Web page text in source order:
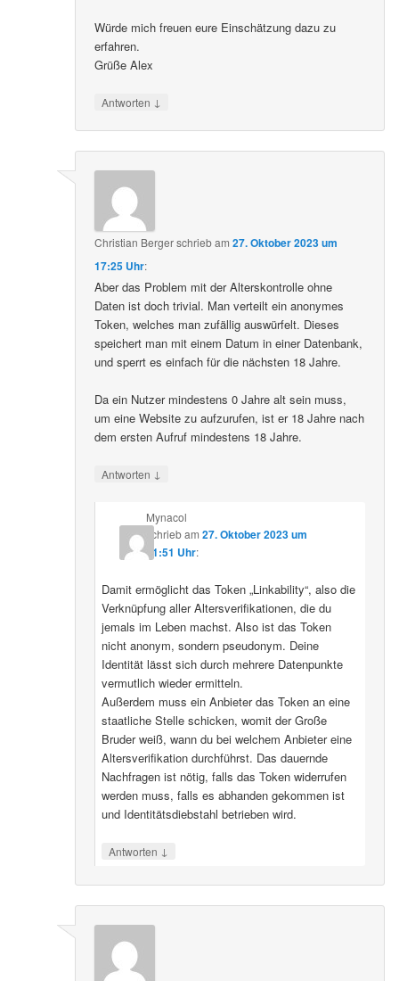
Würde mich freuen eure Einschätzung dazu zu
erfahren.
Grüße Alex
Antworten ↓
Christian Bergerschriebam27. Oktober 2023 um
17:25 Uhr:
Aber das Problem mit der Alterskontrolle ohne
Daten ist doch trivial. Man verteilt ein anonymes
Token, welches man zufällig auswürfelt. Dieses
speichert man mit einem Datum in einer Datenbank,
und sperrt es einfach für die nächsten 18 Jahre.
Da ein Nutzer mindestens 0 Jahre alt sein muss,
um eine Website zu aufzurufen, ist er 18 Jahre nach
dem ersten Aufruf mindestens 18 Jahre.
Antworten ↓
Mynacol
schriebam 27. Oktober 2023 um
21:51 Uhr:
Damit ermöglicht das Token „Linkability“, also die
Verknüpfung aller Altersverifikationen, die du
jemals im Leben machst. Also ist das Token
nicht anonym, sondern pseudonym. Deine
Identität lässt sich durch mehrere Datenpunkte
vermutlich wieder ermitteln.
Außerdem muss ein Anbieter das Token an eine
staatliche Stelle schicken, womit der Große
Bruder weiß, wann du bei welchem Anbieter eine
Altersverifikation durchführst. Das dauernde
Nachfragen ist nötig, falls das Token widerrufen
werden muss, falls es abhanden gekommen ist
und Identitätsdiebstahl betrieben wird.
Antworten ↓